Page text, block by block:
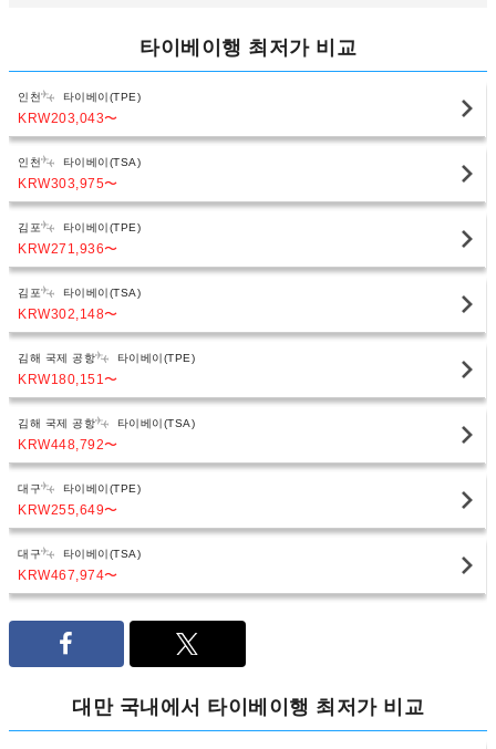
타이베이행 최저가 비교
인천 타이베이(TPE)
KRW203,043〜
인천 타이베이(TSA)
KRW303,975〜
김포 타이베이(TPE)
KRW271,936〜
김포 타이베이(TSA)
KRW302,148〜
김해 국제 공항 타이베이(TPE)
KRW180,151〜
김해 국제 공항 타이베이(TSA)
KRW448,792〜
대구 타이베이(TPE)
KRW255,649〜
대구 타이베이(TSA)
KRW467,974〜
대만 국내에서 타이베이행 최저가 비교